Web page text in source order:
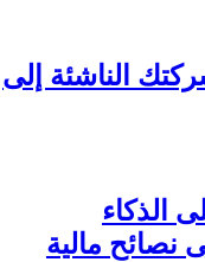
الناشئة إلى
الذكاء
نصائح مالية